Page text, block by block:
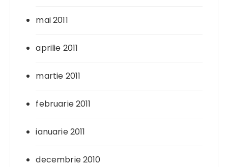
mai 2011
aprilie 2011
martie 2011
februarie 2011
ianuarie 2011
decembrie 2010